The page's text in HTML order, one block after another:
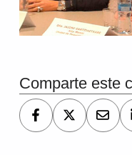
Volver a la navegación principal
Comparte este